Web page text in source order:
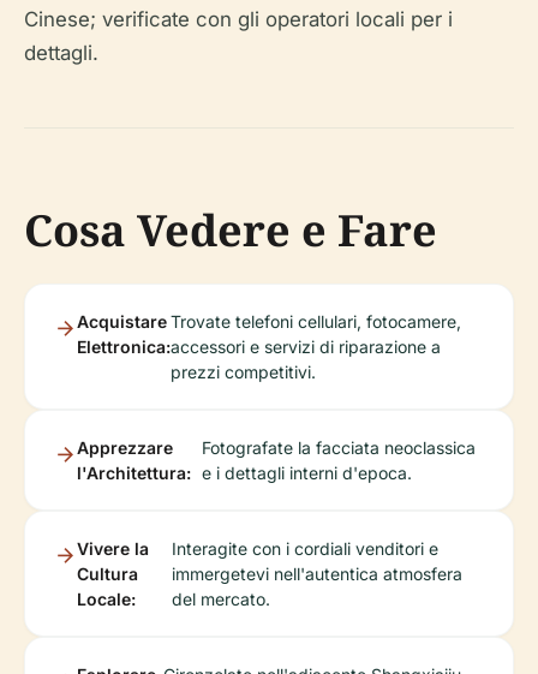
Cinese; verificate con gli operatori locali per i
dettagli.
Cosa Vedere e Fare
Acquistare
Elettronica:
Trovate telefoni cellulari, fotocamere,
accessori e servizi di riparazione a
prezzi competitivi.
Apprezzare
l'Architettura:
Fotografate la facciata neoclassica
e i dettagli interni d'epoca.
Vivere la
Cultura
Locale:
Interagite con i cordiali venditori e
immergetevi nell'autentica atmosfera
del mercato.